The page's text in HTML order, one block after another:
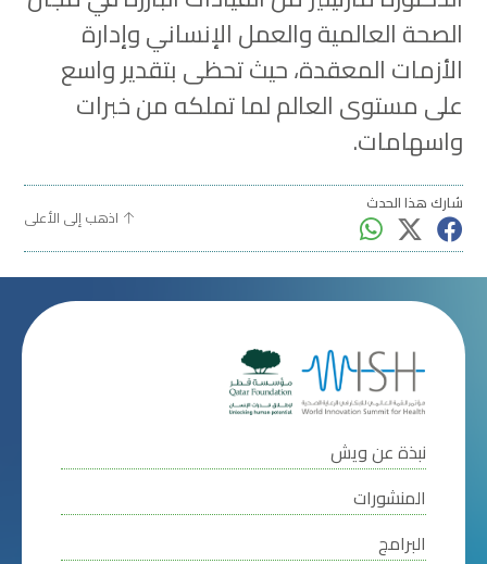
الصحة العالمية والعمل الإنساني وإدارة
الأزمات المعقدة، حيث تحظى بتقدير واسع
على مستوى العالم لما تملكه من خبرات
واسهامات.
شارك هذا الحدث
اذهب إلى الأعلى
نبذة عن ويش
المنشورات
البرامج